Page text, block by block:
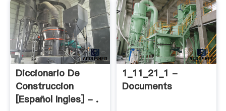
Diccionario De
Construccion
[Español Ingles] - .
1_11_21_1 -
Documents